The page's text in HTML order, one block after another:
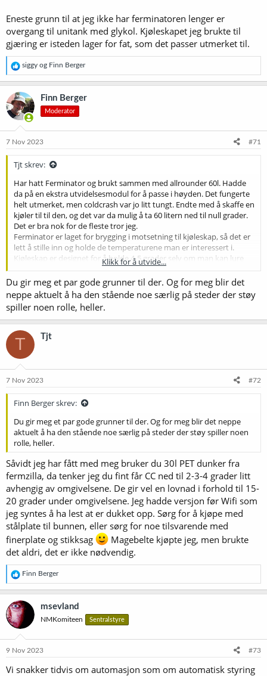
Eneste grunn til at jeg ikke har ferminatoren lenger er
overgang til unitank med glykol. Kjøleskapet jeg brukte til
gjæring er isteden lager for fat, som det passer utmerket til.
R
e
a
k
s
j
o
e
siggy og Finn Berger
Finn Berger
Moderator
7 Nov 2023 #71
Tjt skrev:
Har hatt Ferminator og brukt sammen med allrounder 60l. Hadde
da på en ekstra utvidelsesmodul for å passe i høyden. Det fungerte
helt utmerket, men coldcrash var jo litt tungt. Endte med å skaffe en
kjøler til til den, og det var da mulig å ta 60 litern ned til null grader.
Det er bra nok for de fleste tror jeg.
Ferminator er laget for brygging i motsetning til kjøleskap, så det er
lett å stille inn og holde de temperaturene man er interessert i.
Kjøleskap er designet for å holde 4-5 grader selv om man kan lure
det til med inkbird og denslags. Ferminatoren gir deg også bedre
tilgang til gjæringskaret, særlig om det er stort og tungt, bare å
plukke bort isopormoduler. Kan bidra til å minimere risiko
forbundet med bæring av fulle kar/tanker/bøtter (titalls liter vørter/
øl som kan helles utover og impregnere etasjeskiller for ikke å
snakke om belastningsskader mm).
Litt mer lyd fra vifta må påregnes i forhold til kjøleskap, men som
tidligere kjøleskapsbruker likte jeg ferminatoren bedre.
Horses for courses osv....
Eneste grunn til at jeg ikke har ferminatoren lenger er overgang til
lager for fat, som det passer utmerket til.
Klikk for å utvide...
Du gir meg et par gode grunner til der. Og for meg blir det
neppe aktuelt å ha den stående noe særlig på steder der støy
spiller noen rolle, heller.
T Tjt
7 Nov 2023 #72
Finn Berger skrev:
Du gir meg et par gode grunner til der. Og for meg blir det neppe
aktuelt å ha den stående noe særlig på steder der støy spiller noen
rolle, heller.
Såvidt jeg har fått med meg bruker du 30l PET dunker fra
fermzilla, da tenker jeg du fint får CC ned til 2-3-4 grader litt
avhengig av omgivelsene. De gir vel en lovnad i forhold til 15-
20 grader under omgivelsene. Jeg hadde versjon før Wifi som
jeg syntes å ha lest at er dukket opp. Sørg for å kjøpe med
stålplate til bunnen, eller sørg for noe tilsvarende med
finerplate og stikksag
Magebelte kjøpte jeg, men brukte
det aldri, det er ikke nødvendig.
R
e
a
k
s
j
o
e
:
Finn Berger
msevland
NMKomiteen Sentralstyre
9 Nov 2023 #73
Vi snakker tidvis om automasjon som om automatisk styring